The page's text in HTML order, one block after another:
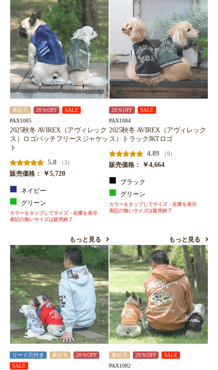
裏起毛 20％OFF SALE
PAX1085
2025秋冬 AVIREX（アヴィレック
ス）ロゴパッチフリースジャケッ
ト
5.0
（3）
販売価格：
￥5,720
ネイビー
グリーン
カラーをタップしてサイズ・在庫を表示
表記の無いサイズは販売終了
もっと見る
20％OFF SALE
PAX1084
2025秋冬 AVIREX（アヴィレック
ス）トラックJKTロゴ
4.89
（9）
販売価格：
￥4,664
ブラック
グリーン
カラーをタップしてサイズ・在庫を表示
表記の無いサイズは販売終了
もっと見る
リード穴付き 裏起毛
20％OFF
SALE
裏起毛 20％OFF SALE
PAX1082